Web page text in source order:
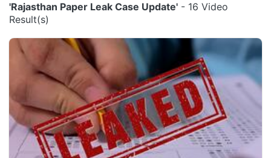
'Rajasthan Paper Leak Case Update' - 16 Video
Result(s)